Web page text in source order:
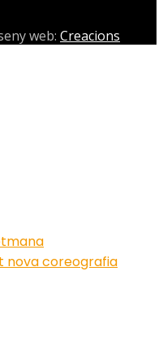
web: Creacions
nova coreografia